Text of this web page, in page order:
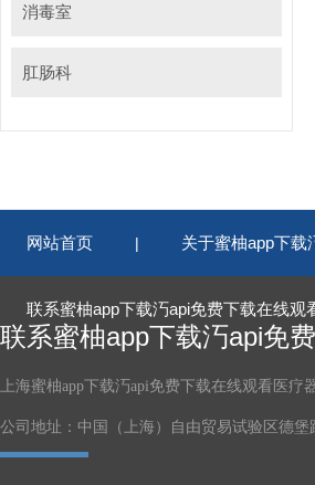
消毒室
肛肠科
网站首页 | 关于蜜柚app下载
联系蜜柚app下载汅api免费下载在线观
联系蜜柚app下载汅api免
上海蜜柚app下载汅api免费下载在线观看医疗
公司地址：中国（上海）自由贸易试验区德堡